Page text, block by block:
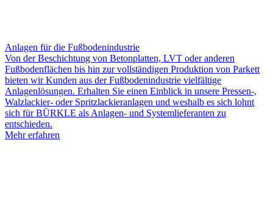
Anlagen für die Fußbodenindustrie
Von der Beschichtung von Betonplatten, LVT oder anderen
Fußbodenflächen bis hin zur vollständigen Produktion von Parkett
bieten wir Kunden aus der Fußbodenindustrie vielfältige
Anlagenlösungen. Erhalten Sie einen Einblick in unsere Pressen-,
Walzlackier- oder Spritzlackieranlagen und weshalb es sich lohnt
sich für BÜRKLE als Anlagen- und Systemlieferanten zu
entschieden.
Mehr erfahren